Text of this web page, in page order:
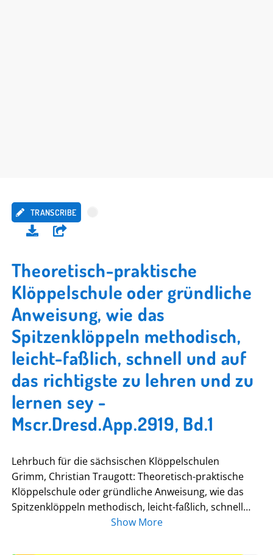
TRANSCRIBE
Theoretisch-praktische
Klöppelschule oder gründliche
Anweisung, wie das
Spitzenklöppeln methodisch,
leicht-faßlich, schnell und auf
das richtigste zu lehren und zu
lernen sey -
Mscr.Dresd.App.2919, Bd.1
Lehrbuch für die sächsischen Klöppelschulen
Grimm, Christian Traugott: Theoretisch-praktische
Klöppelschule oder gründliche Anweisung, wie das
Spitzenklöppeln methodisch, leicht-faßlich, schnell
und auf das richtigste zu lehren und zu lernen sey /
Show More